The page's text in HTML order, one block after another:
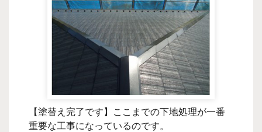
【塗替え完了です】ここまでの下地処理が一番
重要な工事になっているのです。